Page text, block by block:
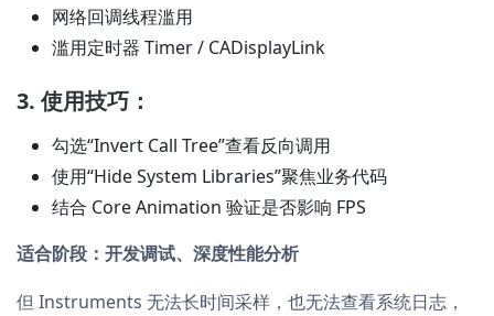
网络回调线程滥用
滥用定时器 Timer / CADisplayLink
3. 使用技巧：
勾选“Invert Call Tree”查看反向调用
使用“Hide System Libraries”聚焦业务代码
结合 Core Animation 验证是否影响 FPS
适合阶段：开发调试、深度性能分析
但 Instruments 无法长时间采样，也无法查看系统日志，